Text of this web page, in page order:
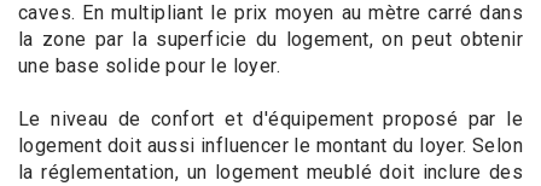
caves. En multipliant le prix moyen au mètre carré dans
la zone par la superficie du logement, on peut obtenir
une base solide pour le loyer.
Le niveau de confort et d'équipement proposé par le
logement doit aussi influencer le montant du loyer. Selon
la réglementation, un logement meublé doit inclure des